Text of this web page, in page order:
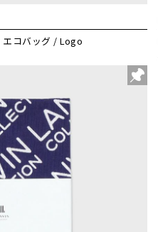
エコバッグ / Logo